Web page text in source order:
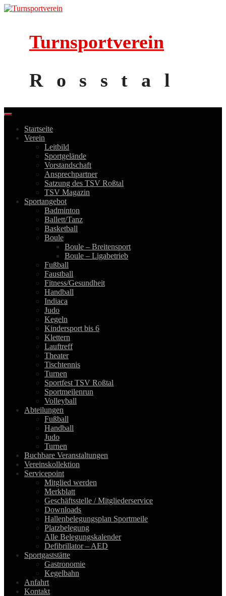
Skip
Turnsportverein
Rosstal
Startseite
Verein
Leitbild
Sportgelände
Vorstandschaft
Ansprechpartner
Satzung des TSV Roßtal
TSV Magazin
Sportangebot
Badminton
Ballett/Tanz
Basketball
Boule
Boule – Breitensport
Boule – Ligabetrieb
Fußball
Faustball
Fitness/Gesundheit
Handball
Indiaca
Judo
Kegeln
Kindersport bis 6
Klettern
Lauftreff
Theater
Tischtennis
Turnen
Sportfest TSV Roßtal
Sportmeilenrun
Volleyball
Abteilungen
Fußball
Handball
Judo
Turnen
Buchbare Veranstaltungen
Vereinskollektion
Servicepoint
Mitglied werden
Merkblatt
Geschäftsstelle / Mitgliederservice
Downloads
Hallenbelegungsplan Sportmeile
Platzbelegung
Alle Belegungskalender
Defibrillator – AED
Sportgaststätte
Gastronomie
Kegelbahn
Anfahrt
Kontakt